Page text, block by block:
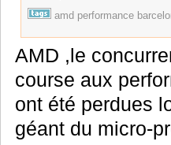
amd performance
AMD ,le
course aux
ont été perdues
géant du micro-